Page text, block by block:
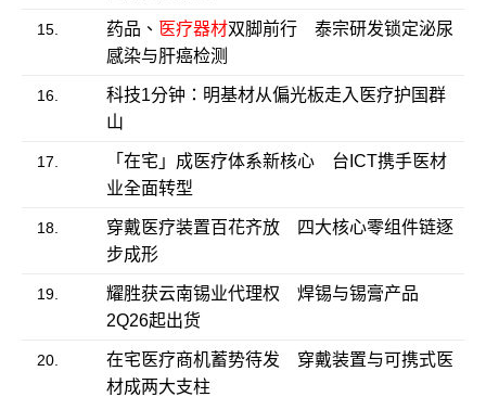
15. 药品、 医疗器材双脚前行 泰宗研发锁定泌尿
感染与肝癌检测
16.
科技1分钟：明基材从偏光板走入医疗护国群
山
17.
「在宅」成医疗体系新核心 台ICT携手医材
业全面转型
18.
穿戴医疗装置百花齐放 四大核心零组件链逐
步成形
19.
耀胜获云南锡业代理权 焊锡与锡膏产品
2Q26起出货
20.
在宅医疗商机蓄势待发 穿戴装置与可携式医
材成两大支柱